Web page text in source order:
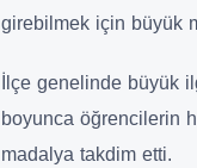
girebilmek için büyük
İlçe genelinde büyük
boyunca öğrencilerin
madalya takdim etti.